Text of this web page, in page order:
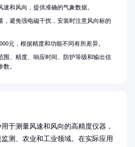
于测量风速和风向的高精度仪器，
测、农业和工业领域。在实际应用
速和风向，提供准确的气象数据。
，避免强电磁干扰，安装时注意风向标的
元，根据精度和功能不同有所差异。
围、精度、响应时间、防护等级和输出信
。